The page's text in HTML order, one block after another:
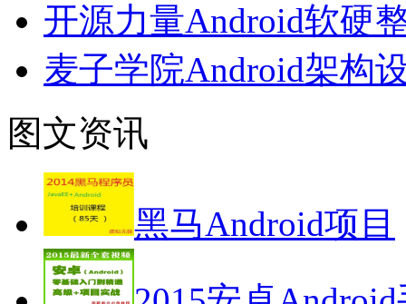
开源力量Android软硬
麦子学院Android架构
图文资讯
黑马Android项目